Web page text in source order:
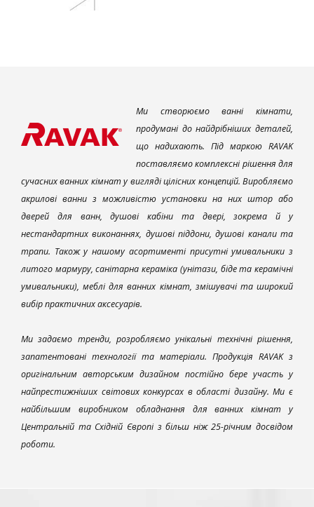
Ми створюємо ванні кімнати,
продумані до найдрібніших деталей,
що надихають. Під маркою RAVAK
поставляємо комплексні рішення для
сучасних ванних кімнат у вигляді цілісних концепцій. Виробляємо
акрилові ванни з можливістю установки на них штор або
дверей для ванн, душові кабіни та двері, зокрема й у
нестандартних виконаннях, душові піддони, душові канали та
трапи. Також у нашому асортименті присутні умивальники з
литого мармуру, санітарна кераміка (унітази, біде та керамічні
умивальники), меблі для ванних кімнат, змішувачі та широкий
вибір практичних аксесуарів.
Ми задаємо тренди, розробляємо унікальні технічні рішення,
запатентовані технології та матеріали. Продукція RAVAK з
оригінальним авторським дизайном постійно бере участь у
найпрестижніших світових конкурсах в області дизайну. Ми є
найбільшим виробником обладнання для ванних кімнат у
Центральній та Східній Європі з більш ніж 25-річним досвідом
роботи.